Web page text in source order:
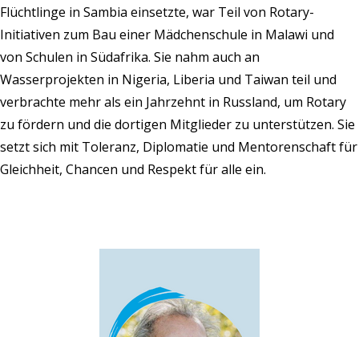
Flüchtlinge in Sambia einsetzte, war Teil von Rotary-
Initiativen zum Bau einer Mädchenschule in Malawi und
von Schulen in Südafrika. Sie nahm auch an
Wasserprojekten in Nigeria, Liberia und Taiwan teil und
verbrachte mehr als ein Jahrzehnt in Russland, um Rotary
zu fördern und die dortigen Mitglieder zu unterstützen. Sie
setzt sich mit Toleranz, Diplomatie und Mentorenschaft für
Gleichheit, Chancen und Respekt für alle ein.